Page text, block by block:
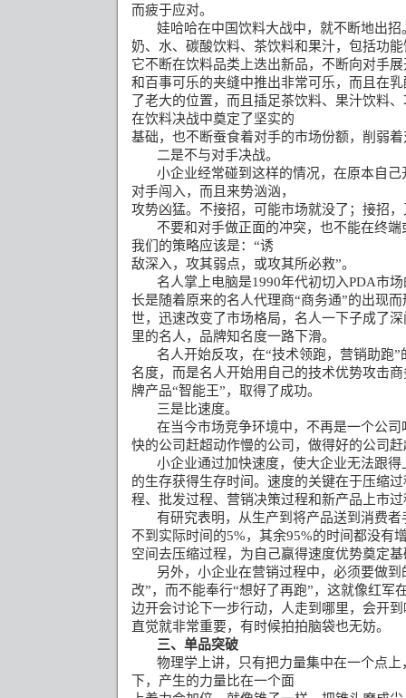
而疲于应对。
娃哈哈在中国饮料大战中，就不断地出
奶、水、碳酸饮料、茶饮料和果汁，包括功
它不断在饮料品类上迭出新品，不断向对手
和百事可乐的夹缝中推出非常可乐，而且在
了老大的位置，而且插足茶饮料、果汁饮料
在饮料决战中奠定了坚实的
基础，也不断蚕食着对手的市场份额，削弱
二是不与对手决战。
小企业经常碰到这样的情况，在原本自
对手闯入，而且来势汹汹，
攻势凶猛。不接招，可能市场就没了；接招
不要和对手做正面的冲突，也不能在终
我们的策略应该是： “诱
敌深入，攻其弱点，或攻其所必救”。
名人掌上电脑是1990年代初切入PDA市场
长是随着原来的名人代理商“商务通”的出现
世，迅速改变了市场格局，名人一下子成了深
里的名人，品牌知名度一路下滑。
名人开始反攻，在“技术领跑，营销助跑”
名度，而是名人开始用自己的技术优势攻击
牌产品“智能王”，取得了成功。
三是比速度。
在当今市场竞争环境中，不再是一个公
快的公司赶超动作慢的公司，做得好的公司
小企业通过加快速度，使大企业无法跟
的生存获得生存时间。速度的关键在于压缩
程、批发过程、营销决策过程和新产品上市
有研究表明，从生产到将产品送到消费
不到实际时间的5%，其余95%的时间都没有
空间去压缩过程，为自己赢得速度优势奠定
另外，小企业在营销过程中，必须要做到
改”，而不能奉行“想好了再跑”，这就像红军
边开会讨论下一步行动，人走到哪里，会开
直觉就非常重要，有时候拍拍脑袋也无妨。
三、单品突破
物理学上讲，只有把力量集中在一个点
下，产生的力量比在一个面